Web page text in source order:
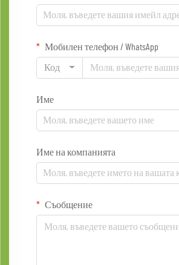
Мобилен телефон / WhatsApp
Код
Име
Име на компанията
Съобщение